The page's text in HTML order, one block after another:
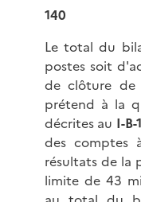
140
Le total du
postes soit
de clôture de
prétend à la
décrites au I-B-
des comptes
résultats de la
limite de 43